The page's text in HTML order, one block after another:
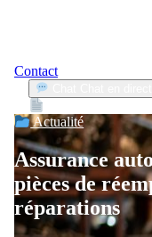
Contact
Actualité
Assurance
pièces de
réparations